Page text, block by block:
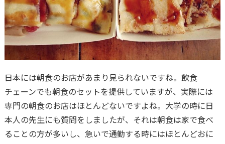
日本には朝食のお店があまり見られないですね。飲食
チェーンでも朝食のセットを提供していますが、実際には
専門の朝食のお店はほとんどないですよね。大学の時に日
本人の先生にも質問をしましたが、それは朝食は家で食べ
ることの方が多いし、急いで通勤する時にはほとんどおに